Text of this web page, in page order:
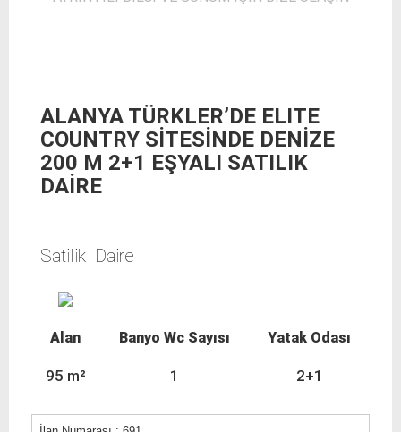
ALANYA TÜRKLER’DE ELITE
COUNTRY SİTESİNDE DENİZE
200 M 2+1 EŞYALI SATILIK
DAİRE
Satilik Daire
Alan Banyo Wc Sayısı Yatak Odası
95 m² 1 2+1